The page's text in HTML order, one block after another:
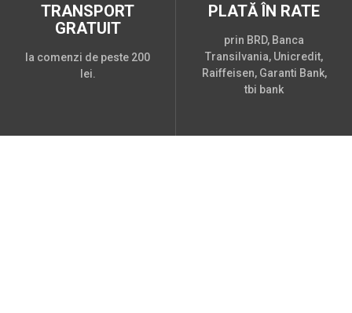
TRANSPORT
GRATUIT
la comenzi de peste 200
lei.
PLATĂ ÎN RATE
prin BRD, Banca
Transilvania, Unicredit,
Raiffeisen, Garanti Bank,
tbi bank